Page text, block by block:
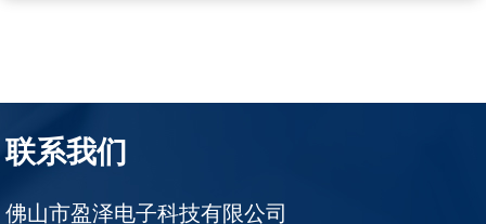
联系我们
佛山市盈泽电子科技有限公司